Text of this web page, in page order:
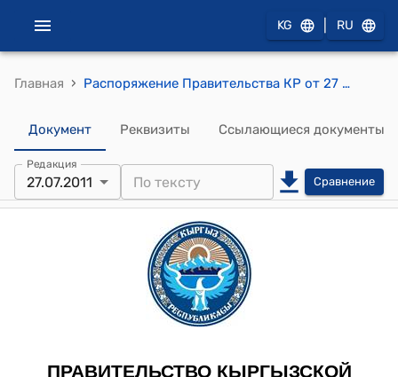
KG RU
Главная › Распоряжение Правительства КР от 27 июля 2011 года № 310-р (Об уточнении остатков бюджетных ссуд и кредитов, выданных Министерством сельского хозяйства Кыргызской Республики, государственными администрациями областей и районов сельским товаропроизводителям в период 1993-2000 годов)
Документ Реквизиты Ссылающиеся документы
Редакция
27.07.2011 Сравнение